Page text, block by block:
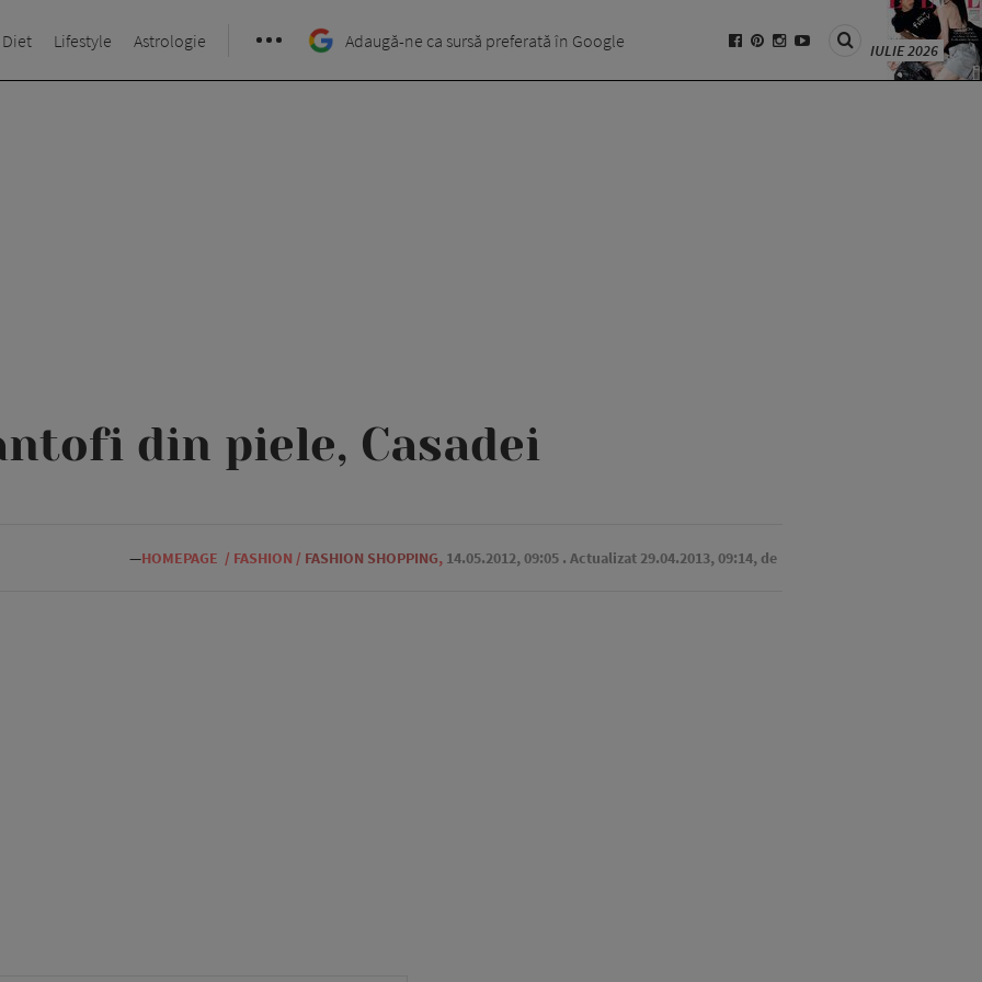
Diet Lifestyle Astrologie Adaugă-ne ca sursă preferată în Google IULIE 2026
din piele, Casadei
—HOMEPAGE / FASHION / FASHION SHOPPING, 14.05.2012, 09:05 . Actualizat 29.04.2013, 09:14, de